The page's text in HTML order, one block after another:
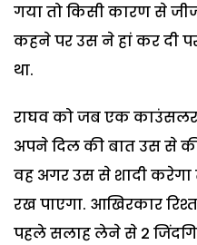
गया तो किसी कारण से
कहने पर उस ने हां कर दी
था.
राघव को जब एक
अपने दिल की बात उस से
वह अगर उस से शादी करेगा
रख पाएगा. आखिरकार
पहले सलाह लेने से 2